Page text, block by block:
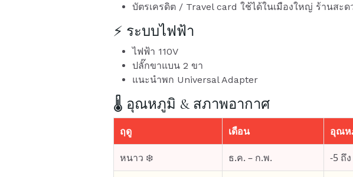
บัตรเครดิต / Travel card ใช้ได้ในเมืองใหญ่ ร้านสะด
⚡ ระบบไฟฟ้า
ไฟฟ้า 110V
ปลั๊กขาแบน 2 ขา
แนะนำพก Universal Adapter
🌡️ อุณหภูมิ & สภาพอากาศ
ฤดู เดือน อุณ
หนาว ❄️ ธ.ค. – ก.พ. -5 ถึง